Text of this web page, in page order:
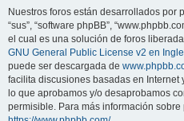
Nuestros foros están desarrollados por
“sus”, “software phpBB”,
el cual es una solución de foros
GNU General Public License v2 en
puede ser descargada de
facilita discusiones basadas en Internet
lo que aprobamos y/o desaprobamos
permisible. Para más información sobre